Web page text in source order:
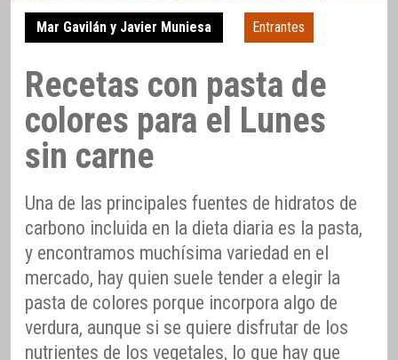
Mar Gavilán y Javier Muniesa Entrantes
Recetas con pasta de
colores para el Lunes
sin carne
Una de las principales fuentes de hidratos de
carbono incluida en la dieta diaria es la pasta,
y encontramos muchísima variedad en el
mercado, hay quien suele tender a elegir la
pasta de colores porque incorpora algo de
verdura, aunque si se quiere disfrutar de los
nutrientes de los vegetales, lo que hay que